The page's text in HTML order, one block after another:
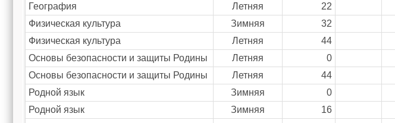
География
Летняя 22
Физическая культура
Зимняя 32
Физическая культура
Летняя 44
Основы безопасности и защиты Родины
Летняя 0
Основы безопасности и защиты Родины
Летняя 44
Родной язык
Зимняя 0
Родной язык
Зимняя 16